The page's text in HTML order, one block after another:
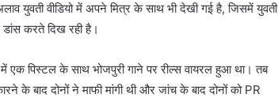
युवती वीडियो में अपने मित्र के साथ भी देखी गई है, जिसमें युवती
करते दिख रही है।
में एक पिस्टल के साथ भोजपुरी गाने पर रील्स वायरल हुआ था। तब
के बाद दोनों ने माफी मांगी थी और जांच के बाद दोनों को PR